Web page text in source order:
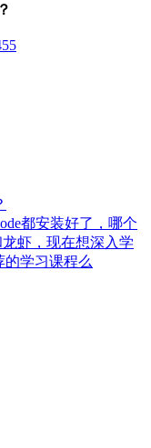
都安装好了，哪个
虾，现在想深入学
的学习课程么